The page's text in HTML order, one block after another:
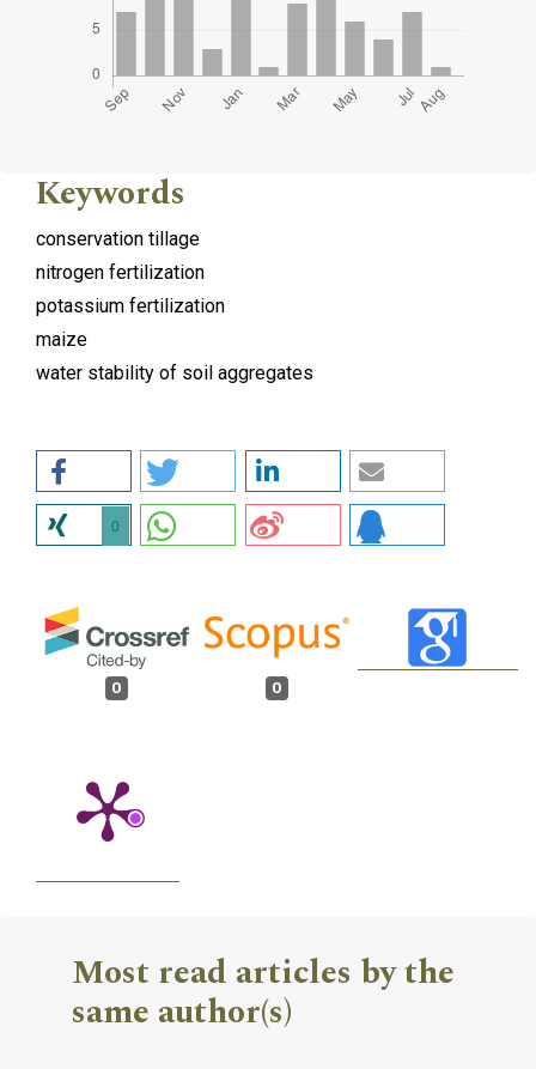
Keywords
conservation tillage
nitrogen fertilization
potassium fertilization
maize
water stability of soil aggregates
0
0 0
Most read articles by the
same author(s)